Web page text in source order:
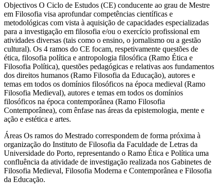
Objectivos O Ciclo de Estudos (CE) conducente ao grau de Mestre
em Filosofia visa aprofundar competências científicas e
metodológicas com vista à aquisição de capacidades especializadas
para a investigação em filosofia e/ou o exercício profissional em
atividades diversas (tais como o ensino, o jornalismo ou a gestão
cultural). Os 4 ramos do CE focam, respetivamente questões de
ética, filosofia política e antropologia filosófica (Ramo Ética e
Filosofia Política), questões pedagógicas e relativas aos fundamentos
dos direitos humanos (Ramo Filosofia da Educação), autores e
temas em todos os domínios filosóficos na época medieval (Ramo
Filosofia Medieval), autores e temas em todos os domínios
filosóficos na época contemporânea (Ramo Filosofia
Contemporânea), com ênfase nas áreas da epistemologia, mente e
ação e estética e artes.
Áreas Os ramos do Mestrado correspondem de forma próxima à
organização do Instituto de Filosofia da Faculdade de Letras da
Universidade do Porto, representando o Ramo Ética e Política uma
confluência da atividade de investigação realizada nos Gabinetes de
Filosofia Medieval, Filosofia Moderna e Contemporânea e Filosofia
da Educação.